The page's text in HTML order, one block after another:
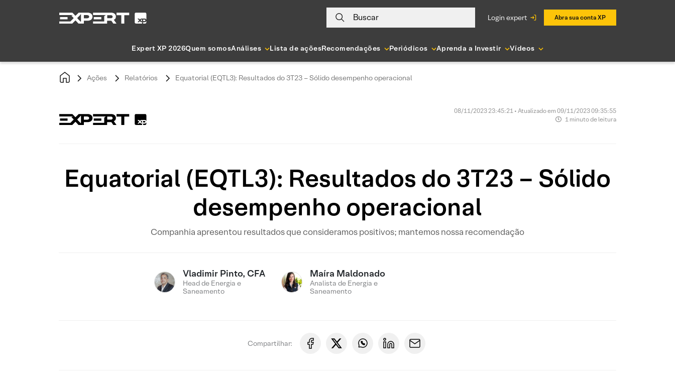
Buscar login expert Abra sua conta XP
Expert XP 2026Quem somosAnálises Lista de açõesRecomendações Periódicos Aprenda a Investir Vídeos
Ações Relatórios Equatorial (EQTL3): Resultados do 3T23 – Sólido desempenho operacional
08/11/2023 23:45:21 • Atualizado em 09/11/2023 09:35:55
1 minuto de leitura
Equatorial (EQTL3): Resultados do 3T23 – Sólido
desempenho operacional
Companhia apresentou resultados que consideramos positivos; mantemos nossa recomendação
Vladimir Pinto, CFA
Head de Energia e
Saneamento
Maíra Maldonado
Analista de Energia e
Saneamento
Compartilhar: